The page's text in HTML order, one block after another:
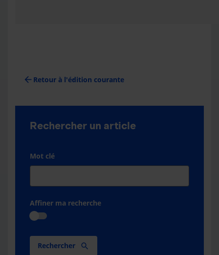
arrow_back Retour à l'édition courante
Rechercher un article
Mot clé
Affiner ma recherche
Rechercher